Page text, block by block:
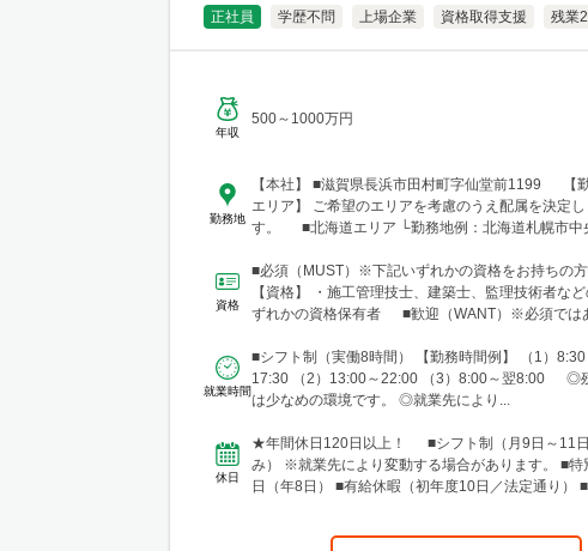
正社員 学歴不問 上場企業 資格取得支援 残業
年収
500～1000万円
勤務地
【本社】 ■滋賀県長浜市田村町字仙堂前1199 【
エリア】 ご希望のエリアを考慮のうえ配属を決定し
す。 ■北海道エリア └勤務地例：北海道札幌市中
市宮城野区榴岡3-4-1 ■北陸信越エリア └勤務地例
新潟県新潟市中央区笹口1-2 ■関東エリア └勤務
例：東京都千代田区神田錦町1-1-1 ■東海エリア └
■関西エリア └勤務地例：大阪府大阪市中央区南船場
3-2 ■中国・四国エリア └勤務地例：広島県広島
区段原南1-3-52 ■九州エリア └勤務地例：福岡県
担当いただく際、現場によっては、自宅または現場
のホテルから直行直帰をお願いする場合があります
資格
■必須（MUST）※下記いずれかの資格をお持ちの方
【資格】 ・施工管理技士、建築士、監理技術者な
ずれかの資格保有者 ■歓迎（WANT）※必須では
就業時間
■シフト制（実働8時間） 【勤務時間例】 （1）8:30
17:30 （2）13:00～22:00 （3）8:00～翌8:00 ◎
は少なめの環境です。 ◎就業先により...
休日
★年間休日120日以上！ ■シフト制（月9日～11
み） ※就業先により変動する場合があります。 ■特
日（年8日） ■有給休暇（初年度10日／法定通り） ■